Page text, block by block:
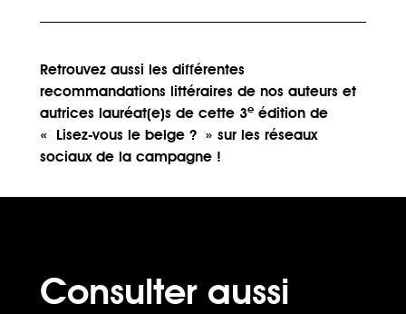
Retrouvez aussi les différentes
recommandations littéraires de nos auteurs et
autrices lauréat(e)s de cette 3e édition de
« Lisez-vous le belge ? » sur les réseaux
sociaux de la campagne !
Consulter aussi